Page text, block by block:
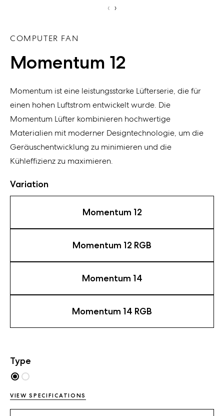
‹ ›
COMPUTER FAN
Momentum 12
Momentum ist eine leistungsstarke Lüfterserie, die für
einen hohen Luftstrom entwickelt wurde. Die
Momentum Lüfter kombinieren hochwertige
Materialien mit moderner Designtechnologie, um die
Geräuschentwicklung zu minimieren und die
Kühleffizienz zu maximieren.
Variation
Momentum 12
Momentum 12 RGB
Momentum 14
Momentum 14 RGB
Type
VIEW SPECIFICATIONS